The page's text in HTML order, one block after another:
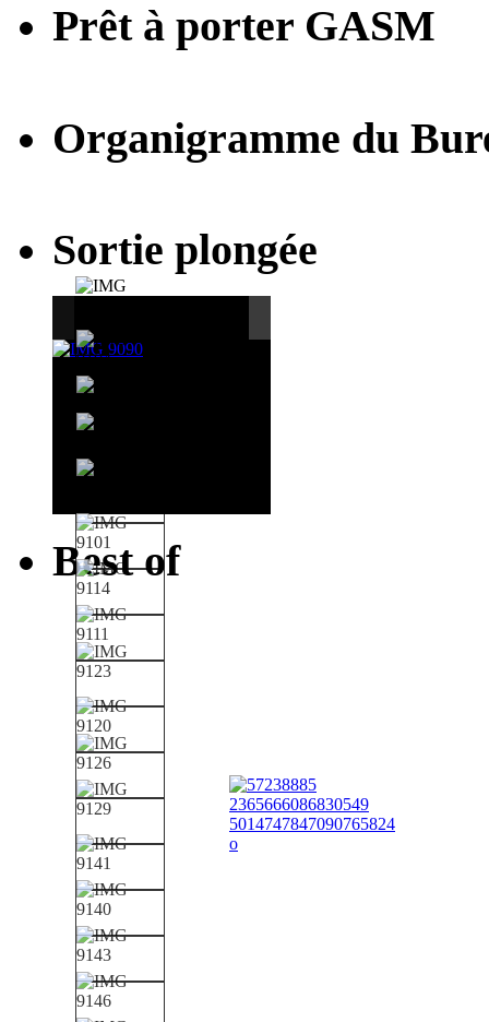
Prêt à porter GASM
Organigramme du
Sortie plongée
Best of